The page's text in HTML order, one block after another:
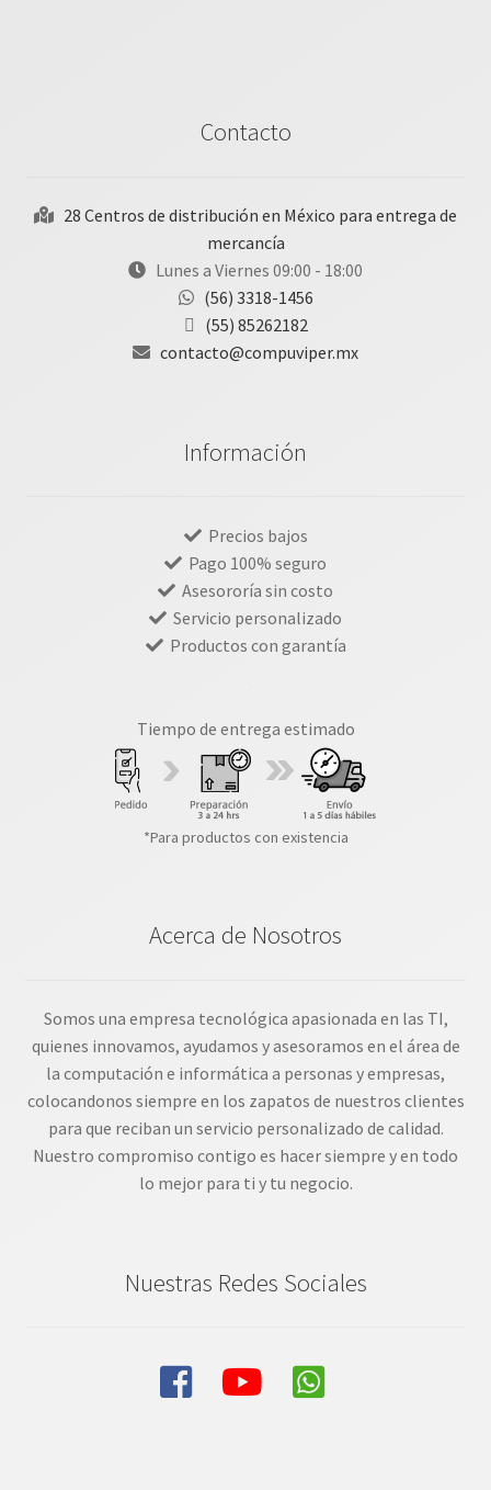
Contacto
28 Centros de distribución en México para entrega de
mercancía
Lunes a Viernes 09:00 - 18:00
(56) 3318-1456
(55) 85262182
contacto@compuviper.mx
Información
Precios bajos
Pago 100% seguro
Asesororía sin costo
Servicio personalizado
Productos con garantía
Tiempo de entrega estimado
*Para productos con existencia
Acerca de Nosotros
Somos una empresa tecnológica apasionada en las TI,
quienes innovamos, ayudamos y asesoramos en el área de
la computación e informática a personas y empresas,
colocandonos siempre en los zapatos de nuestros clientes
para que reciban un servicio personalizado de calidad.
Nuestro compromiso contigo es hacer siempre y en todo
lo mejor para ti y tu negocio.
Nuestras Redes Sociales